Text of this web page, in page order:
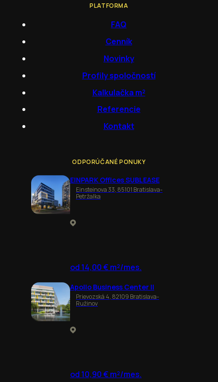
PLATFORMA
FAQ
Cenník
Novinky
Profily spoločností
Kalkulačka m²
Referencie
Kontakt
ODPORÚČANÉ PONUKY
EINPARK Offices SUBLEASE
Einsteinova 33, 85101 Bratislava-
Petržalka
od 14,00 € m²/mes.
Apollo Business Center II
Prievozská 4, 82109 Bratislava-
Ružinov
od 10,90 € m²/mes.